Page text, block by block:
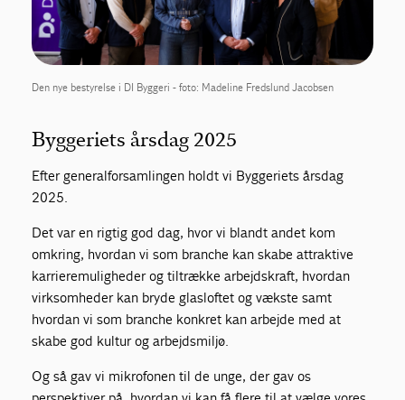
Den nye bestyrelse i DI Byggeri - foto: Madeline Fredslund Jacobsen
Byggeriets årsdag 2025
Efter generalforsamlingen holdt vi Byggeriets årsdag
2025.
Det var en rigtig god dag, hvor vi blandt andet kom
omkring, hvordan vi som branche kan skabe attraktive
karrieremuligheder og tiltrække arbejdskraft, hvordan
virksomheder kan bryde glasloftet og vækste samt
hvordan vi som branche konkret kan arbejde med at
skabe god kultur og arbejdsmiljø.
Og så gav vi mikrofonen til de unge, der gav os